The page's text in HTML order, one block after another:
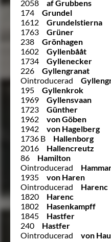
2058
af Grubbens
174
Grundel
1612
Grundelstierna
1763
Grüner
238
Grönhagen
1602
Gyllenbååt
1734
Gyllenecker
226
Gyllengranat
Ointroducerad
195
Gyllenkrok
1969
Gyllensvaan
1723
Günther
1962
von Göben
1942
von Hagelberg
1736 B
Hallenborg
2016
Hallencreutz
86
Hamilton
Ointroducerad
1935
von Haren
Ointroducerad
Harenc
1820
Harenc
1802
Hasenkampff
1845
Hastfer
240
Hastfer
Ointroducerad
von